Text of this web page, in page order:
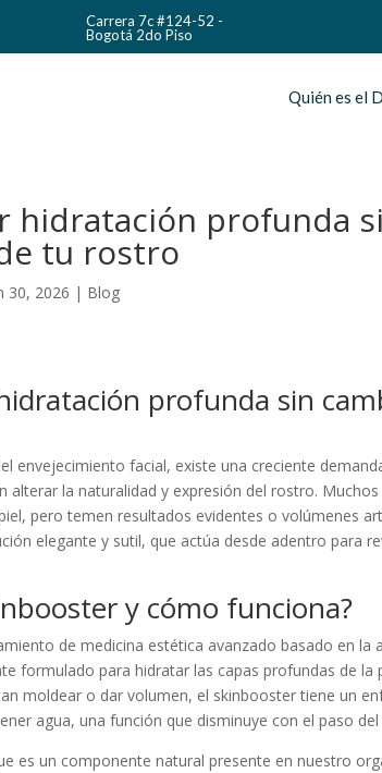
Carrera 7c #124-52 -
Bogotá 2do Piso
Quién es el
hidratación profunda
tu rostro
30, 2026 | Blog
profunda sin
envejecimiento facial, existe una creciente
alterar la naturalidad y expresión del rostro.
pero temen resultados evidentes o volúmenes
elegante y sutil, que actúa desde adentro para
y cómo funciona?
de medicina estética avanzado basado en la
formulado para hidratar las capas profundas de la
moldear o dar volumen, el skinbooster tiene un
agua, una función que disminuye con el paso
es un componente natural presente en nuestro